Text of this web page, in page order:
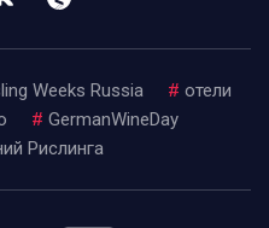
Weeks Russia # отели
# GermanWineDay
Рислинга